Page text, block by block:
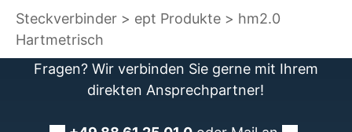
Steckverbinder ept Produkte
hm2.0
Hartmetrisch
Fragen? Wir verbinden Sie gerne mit Ihrem
direkten Ansprechpartner!